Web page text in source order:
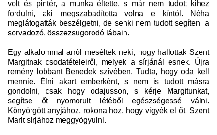
volt és pintér, a munka éltette, s már nem tudott kihez
fordulni, aki megszabadította volna e kíntól. Néha
meglátogatták beszélgetni, de senki nem tudott segíteni a
sorvadozó, összezsugorodó lábain.
Egy alkalommal arról meséltek neki, hogy hallottak Szent
Margitnak csodatételeiről, melyek a sírjánál esnek. Újra
remény lobbant Benedek szívében. Tudta, hogy oda kell
mennie. Élni akart emberként, s nem is tudott másra
gondolni, csak hogy odajusson, s kérje Margitunkat,
segítse őt nyomorult létéből egészségessé válni.
Könyörgött anyjához, rokonaihoz, hogy vigyék el őt, Szent
Marit sírjához meggyógyulni.